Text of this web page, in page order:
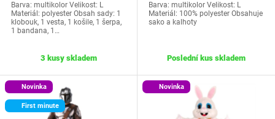
Barva: multikolor Velikost: L
Materiál: polyester Obsah sady: 1
klobouk, 1 vesta, 1 košile, 1 šerpa,
1 bandana, 1…
3 kusy skladem
Barva: multikolor Velikost: L
Materiál: 100% polyester Obsahuje
sako a kalhoty
Poslední kus skladem
Novinka
First minute
Novinka